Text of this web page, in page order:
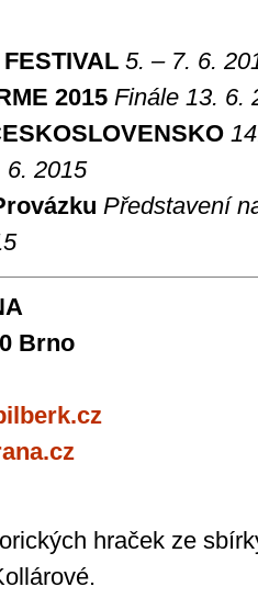
5. – 7. 6.
2015 Finále 13. 6.
6. 2015
Představení
Brno
hraček ze